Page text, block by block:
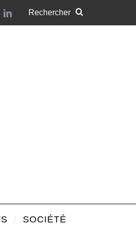
SOCIÉTÉ